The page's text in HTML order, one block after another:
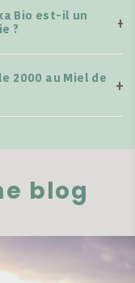
Bio est-il un
?
2000 au Miel de
blog